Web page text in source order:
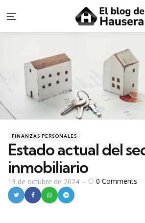
Menu
Categories
Posted
FINANZAS PERSONALES
Estado actual del
inmobiliario
13 de octubre de 2024 0 Comments